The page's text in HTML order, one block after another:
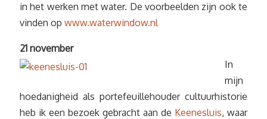
in het werken met water. De voorbeelden zijn ook te
vinden op www.waterwindow.nl
21 november
In
mijn
hoedanigheid als portefeuillehouder cultuurhistorie
heb ik een bezoek gebracht aan de Keenesluis, waar